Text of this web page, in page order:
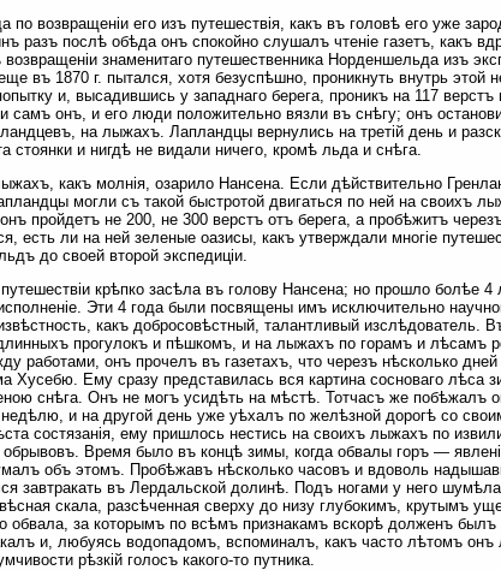
по возвращеніи его изъ путешествія, какъ въ головѣ его уже
разъ послѣ обѣда онъ спокойно слушалъ чтеніе газетъ, какъ
знаменитаго путешественника Норденшельда изъ
въ 1870 г. пытался, хотя безуспѣшно, проникнуть внутрь этой
и, высадившись у западнаго берега, проникъ на 117
самъ онъ, и его люди положительно вязли въ снѣгу; онъ
на лыжахъ. Лапландцы вернулись на третій день и
стоянки и нигдѣ не видали ничего, кромѣ льда и снѣга.
какъ молнія, озарило Нансена. Если дѣйствительно
могли съ такой быстротой двигаться по ней на своихъ
пройдетъ не 200, не 300 верстъ отъ берега, а пробѣжитъ
есть ли на ней зеленые оазисы, какъ утверждали многіе
до своей второй экспедиціи.
крѣпко засѣла въ голову Нансена; но прошло болѣе
Эти 4 года были посвящены имъ исключительно
какъ добросовѣстный, талантливый изслѣдователь.
длинныхъ прогулокъ и пѣшкомъ, и на лыжахъ по горамъ и лѣсамъ
работами, онъ прочелъ въ газетахъ, что черезъ нѣсколько
Хусебю. Ему сразу представилась вся картина сосноваго лѣса
снѣга. Онъ не могъ усидѣть на мѣстѣ. Тотчасъ же побѣжалъ
недѣлю, и на другой день уже уѣхалъ по желѣзной дорогѣ со
состязанія, ему пришлось нестись на своихъ лыжахъ по
Время было въ концѣ зимы, когда обвалы горъ —
объ этомъ. Пробѣжавъ нѣсколько часовъ и вдоволь
завтракать въ Лердальской долинѣ. Подъ ногами у него
скала, разсѣченная сверху до низу глубокимъ, крутымъ
обвала, за которымъ по всѣмъ признакамъ вскорѣ долженъ
и, любуясь водопадомъ, вспоминалъ, какъ часто лѣтомъ
рѣзкій голосъ какого-то путника.